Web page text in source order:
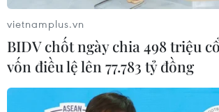
biệt", Ba Lan cạn vũ khí hỗ trợ
28/08/2024 13:26
Người phát ngôn Điện Kremlin Dmitry
định Nga sẽ tiếp tục "chiến dịch quân
Ukraine.
vietnamplus.vn
BIDV chốt ngày chia 498 triệu
vốn điều lệ lên 77.783 tỷ đồng